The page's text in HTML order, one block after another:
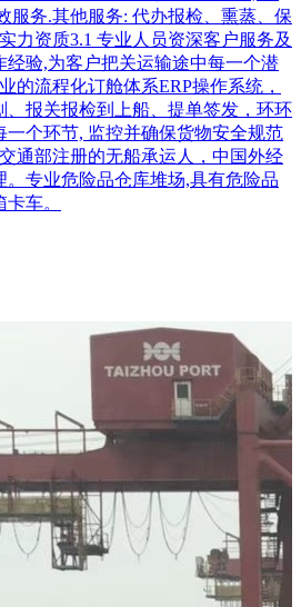
服务.其他服务: 代办报检、熏蒸、保
力资质3.1 专业人员资深客户服务及
经验,为客户把关运输途中每一个潜
的流程化订舱体系ERP操作系统，
、报关报检到上船、提单签发，环环
个环节, 监控并确保货物安全规范
通部注册的无船承运人，中国外经
。专业危险品仓库堆场,具有危险品
车。